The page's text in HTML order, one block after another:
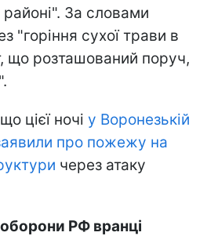
За словами
"горіння сухої трави в
що розташований поруч,
цієї ночі у Воронезькій
про пожежу на
через атаку
РФ вранці